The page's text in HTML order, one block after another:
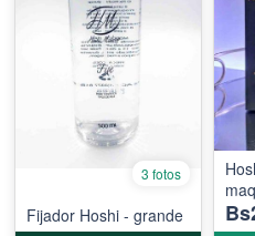
3 fotos
Fijador Hoshi - grande